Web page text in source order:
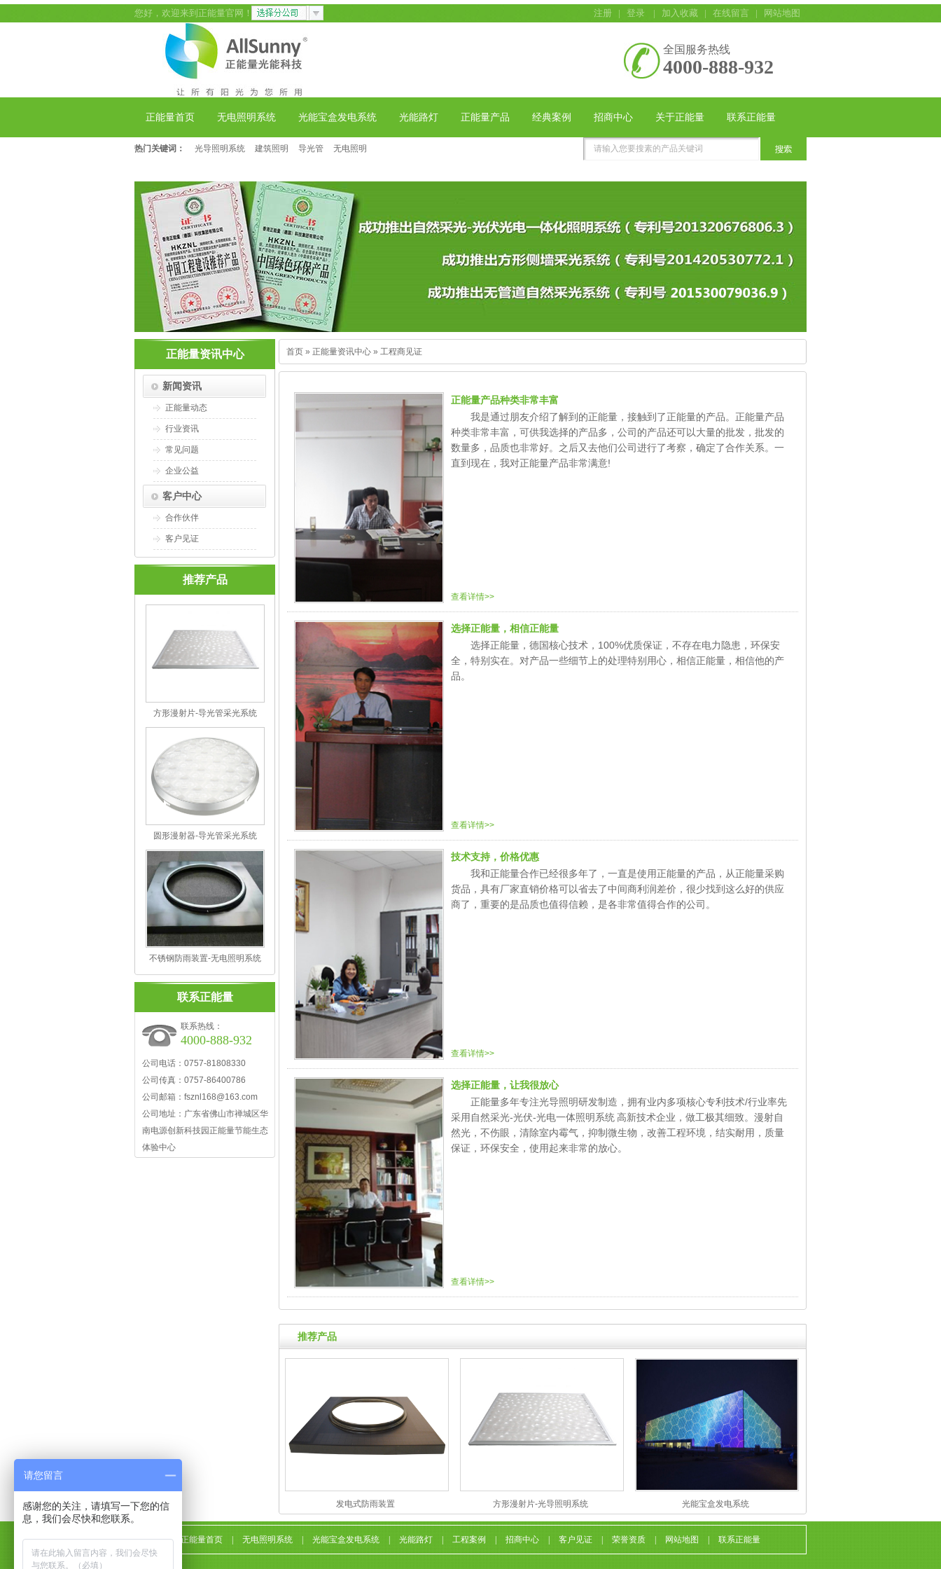
注册 | 登录 | 加入收藏 | 在线留言 | 网站地图
您好，欢迎来到正能量官网！
全国服务热线
4000-888-932
正能量首页 无电照明系统 光能宝盒发电系统 光能路灯 正能量产品 经典案例 招商中心 关于正能量 联系正能量
热门关键词： 光导照明系统 建筑照明 导光管 无电照明
正能量资讯中心
新闻资讯
正能量动态
行业资讯
常见问题
企业公益
客户中心
合作伙伴
客户见证
推荐产品
方形漫射片-导光管采光系统
圆形漫射器-导光管采光系统
不锈钢防雨装置-无电照明系统
联系正能量
联系热线：
4000-888-932
公司电话：0757-81808330
公司传真：0757-86400786
公司邮箱：fsznl168@163.com
公司地址：广东省佛山市禅城区华
南电源创新科技园正能量节能生态
体验中心
首页 » 正能量资讯中心 » 工程商见证
正能量产品种类非常丰富
我是通过朋友介绍了解到的正能量，接触到了正能量的产品。正能量产品
种类非常丰富，可供我选择的产品多，公司的产品还可以大量的批发，批发的
数量多，品质也非常好。之后又去他们公司进行了考察，确定了合作关系。一
直到现在，我对正能量产品非常满意!
查看详情>>
选择正能量，相信正能量
选择正能量，德国核心技术，100%优质保证，不存在电力隐患，环保安
全，特别实在。对产品一些细节上的处理特别用心，相信正能量，相信他的产
品。
查看详情>>
技术支持，价格优惠
我和正能量合作已经很多年了，一直是使用正能量的产品，从正能量采购
货品，具有厂家直销价格可以省去了中间商利润差价，很少找到这么好的供应
商了，重要的是品质也值得信赖，是各非常值得合作的公司。
查看详情>>
选择正能量，让我很放心
正能量多年专注光导照明研发制造，拥有业内多项核心专利技术/行业率先
采用自然采光-光伏-光电一体照明系统 高新技术企业，做工极其细致。漫射自
然光，不伤眼，清除室内霉气，抑制微生物，改善工程环境，结实耐用，质量
保证，环保安全，使用起来非常的放心。
查看详情>>
推荐产品
发电式防雨装置 方形漫射片-光导照明系统 光能宝盒发电系统
正能量首页 无电照明系统 光能宝盒发电系统 光能路灯 工程案例 招商中心 客户见证 荣誉资质 网站地图 联系正能量
请您留言
感谢您的关注，请填写一下您的信
息，我们会尽快和您联系。